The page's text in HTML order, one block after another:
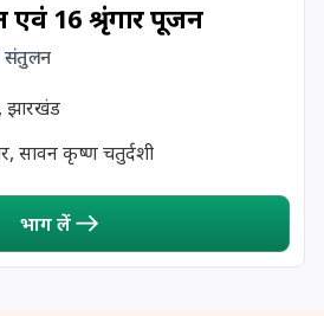
16 श्रृंगार पूजन
संतुलन
झारखंड
सावन कृष्ण चतुर्दशी
भाग लें